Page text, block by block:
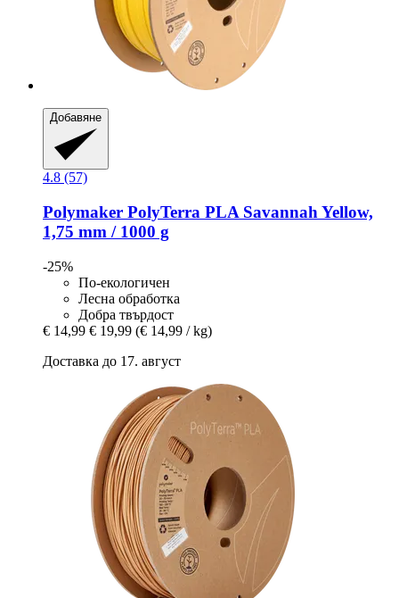
Добавяне
4.8 (57)
Polymaker PolyTerra PLA Savannah Yellow,
1,75 mm / 1000 g
-25%
По-екологичен
Лесна обработка
Добра твърдост
€ 14,99 € 19,99 (€ 14,99 / kg)
Доставка до 17. август